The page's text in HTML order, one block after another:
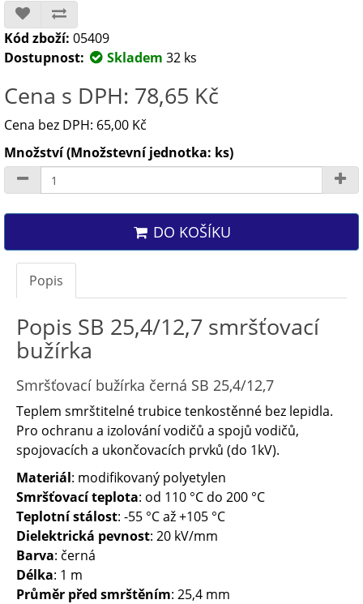
Kód zboží: 05409
Dostupnost:
Skladem 32 ks
Cena s DPH: 78,65 Kč
Cena bez DPH: 65,00 Kč
Množství (Množstevní jednotka: ks)
DO KOŠÍKU
Popis
Popis SB 25,4/12,7 smršťovací
bužírka
Smršťovací bužírka černá SB 25,4/12,7
Teplem smrštitelné trubice tenkostěnné bez lepidla.
Pro ochranu a izolování vodičů a spojů vodičů,
spojovacích a ukončovacích prvků (do 1kV).
Materiál: modifikovaný polyetylen
Smršťovací teplota: od 110 °C do 200 °C
Teplotní stálost: -55 °C až +105 °C
Dielektrická pevnost: 20 kV/mm
Barva: černá
Délka: 1 m
Průměr před smrštěním: 25,4 mm